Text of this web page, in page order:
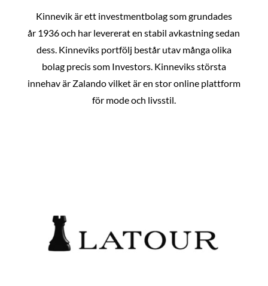
Kinnevik är ett investmentbolag som grundades
år 1936 och har levererat en stabil avkastning sedan
dess. Kinneviks portfölj består utav många olika
bolag precis som Investors. Kinneviks största
innehav är Zalando vilket är en stor online plattform
för mode och livsstil.